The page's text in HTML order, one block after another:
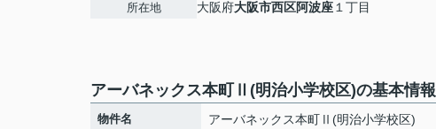
所在地 大阪府大阪市西区阿波座 １丁目
アーバネックス本町Ⅱ(明治小学校区)の基本情報
物件名 アーバネックス本町Ⅱ(明治小学校区)